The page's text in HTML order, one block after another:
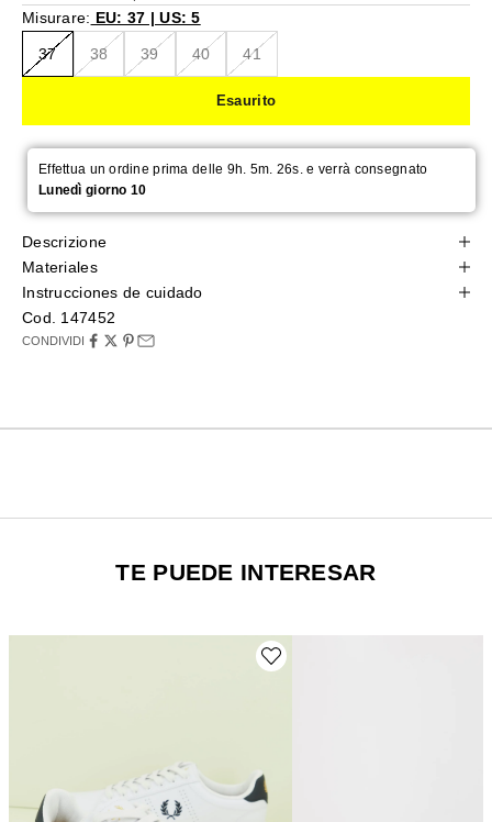
Misurare: EU: 37 | US: 5
37 38 39 40 41
Esaurito
Effettua un ordine prima delle 9h. 5m. 26s. e verrà consegnato
Lunedì giorno 10
Descrizione
Materiales
Instrucciones de cuidado
Cod. 147452
CONDIVIDI
TE PUEDE INTERESAR